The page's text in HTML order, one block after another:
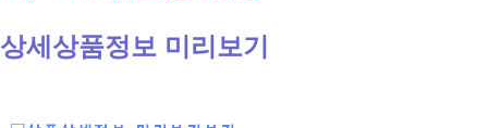
상세상품정보 미리보기